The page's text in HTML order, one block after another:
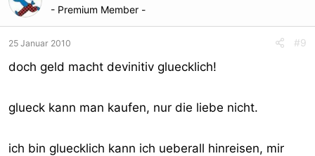
- Premium Member -
25 Januar 2010 #9
doch geld macht devinitiv gluecklich!
glueck kann man kaufen, nur die liebe nicht.
ich bin gluecklich kann ich ueberall hinreisen, mir